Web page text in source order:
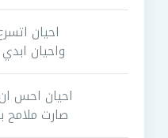
احيان
واحيان
احيان احس
صارت